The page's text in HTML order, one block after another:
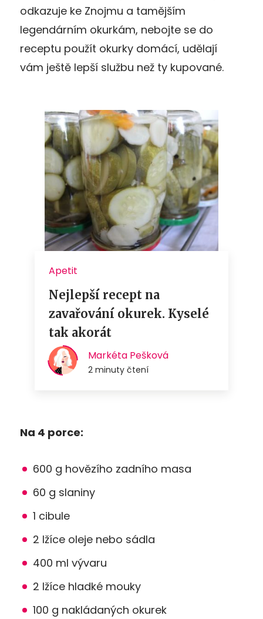
odkazuje ke Znojmu a tamějším
legendárním okurkám, nebojte se do
receptu použít okurky domácí, udělají
vám ještě lepší službu než ty kupované.
Na 4 porce:
600 g hovězího zadního masa
60 g slaniny
1 cibule
2 lžíce oleje nebo sádla
400 ml vývaru
2 lžíce hladké mouky
100 g nakládaných okurek